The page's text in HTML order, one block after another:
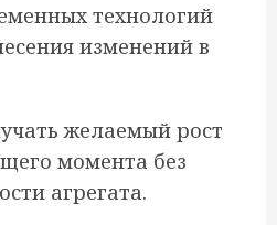
технологий
изменений в
желаемый рост
момента без
агрегата.